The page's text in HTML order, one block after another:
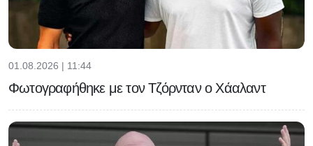
01.08.2026 | 11:44
Φωτογραφήθηκε με τον Τζόρνταν ο Χάαλαντ